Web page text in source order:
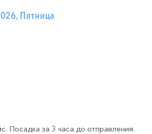
Пятница
Посадка за 3 часа до отправления.